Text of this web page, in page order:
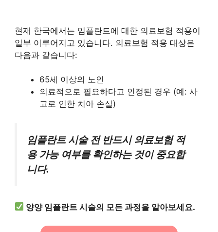
현재 한국에서는 임플란트에 대한 의료보험 적용이
일부 이루어지고 있습니다. 의료보험 적용 대상은
다음과 같습니다:
65세 이상의 노인
의료적으로 필요하다고 인정된 경우 (예: 사
고로 인한 치아 손실)
임플란트 시술 전 반드시 의료보험 적
용 가능 여부를 확인하는 것이 중요합
니다.
양양 임플란트 시술의 모든 과정을 알아보세요.